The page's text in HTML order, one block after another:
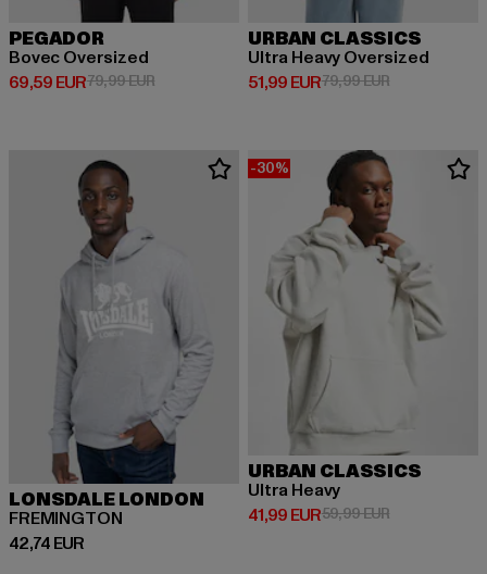
PEGADOR
Bovec Oversized
69,59 EUR
Derzeitiger Preis: 69,59 EUR
79,99 EURAktionspreis: 79,99 EUR
URBAN CLASSICS
Ultra Heavy Oversized
51,99 EUR
Derzeitiger Preis: 51,99 EUR
79,99 EURAktionspreis:
LONSDALE LONDON
FREMINGTON
42,74 EUR
Derzeitiger Preis: 42,74 EUR
-30%
URBAN CLASSICS
Ultra Heavy
41,99 EUR
Derzeitiger Preis: 41,99 EUR
59,99 EURAktionspreis: